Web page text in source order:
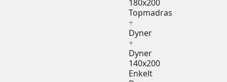
180x200
Topmadras
+
Dyner
+
Dyner
140x200
Enkelt